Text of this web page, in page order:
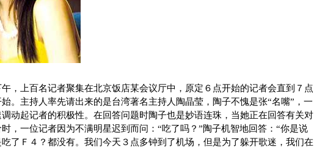
上百名记者聚集在北京饭店某会议厅中，原定６点开始的记者会直到７点
。主持人率先请出来的是台湾著名主持人陶晶莹，陶子不愧是张“名嘴”，一
调动起记者的积极性。在回答问题时陶子也是妙语连珠，当她正在回答有关对
时，一位记者因为不满明星迟到而问：“吃了吗？”陶子机智地回答：“你是说
了Ｆ４？都没有。我们今天３点多钟到了机场，但是为了躲开歌迷，我们在